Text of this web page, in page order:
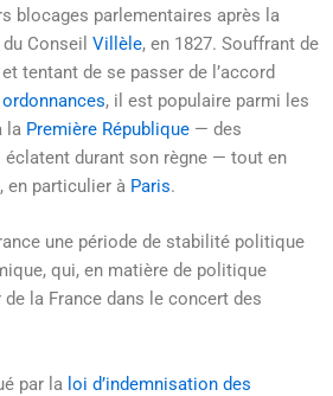
blocages parlementaires après la
Conseil Villèle, en 1827. Souffrant de
tentant de se passer de l’accord
ordonnances, il est populaire parmi les
la Première République — des
éclatent durant son règne — tout en
en particulier à Paris.
une période de stabilité politique
qui, en matière de politique
la France dans le concert des
par la loi d’indemnisation des